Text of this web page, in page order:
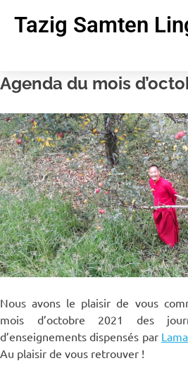
Tazig Samten
Agenda du mois
Nous avons le plaisir de vous
mois d’octobre 2021 des
d’enseignements dispensés par
Au plaisir de vous retrouver !